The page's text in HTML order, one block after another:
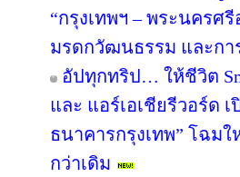
“กรุงเทพฯ – พระนครศ
มรดกวัฒนธรรม และกา
อัปทุกทริป… ให้ชีวิต
และ แอร์เอเชียรีวอร์ด
ธนาคารกรุงเทพ” โฉม
กว่าเดิม